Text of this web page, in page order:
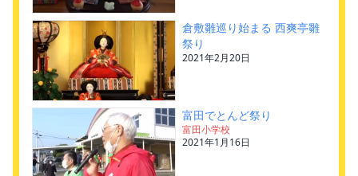
倉敷雛巡り始まる 西爽亭雛
祭り
2021年2月20日
富田でとんど祭り
富田小学校
2021年1月16日